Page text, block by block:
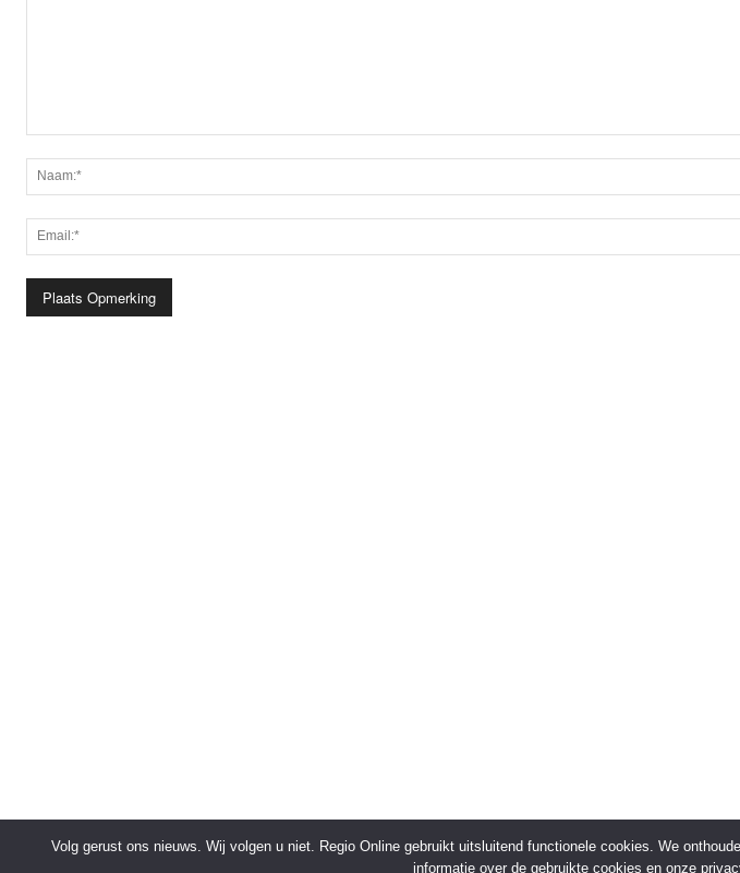
Volg gerust ons nieuws. Wij volgen u niet. Regio Online gebruikt uitsluitend functionele cookies. We
informatie over de gebruikte cookies en onze